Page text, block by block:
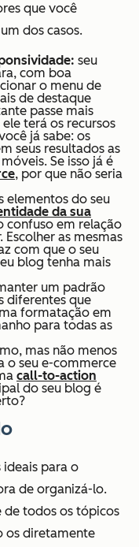
que você
dos casos.
seu
com boa
o menu de
de destaque
passe mais
terá os recursos
já sabe: os
seus resultados as
. Se isso já é
, por que não seria
elementos do seu
da sua
confuso em relação
Escolher as mesmas
com que o seu
blog tenha mais
um padrão
diferentes que
formatação em
para todas as
mas não menos
o seu e-commerce
call-to-action
do seu blog é
para o
de organizá-lo.
de todos os tópicos
os diretamente